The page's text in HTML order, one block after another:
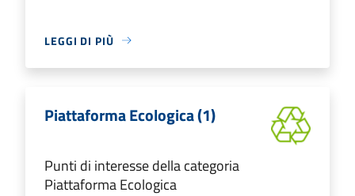
LEGGI DI PIÙ
Piattaforma Ecologica (1)
Punti di interesse della categoria
Piattaforma Ecologica